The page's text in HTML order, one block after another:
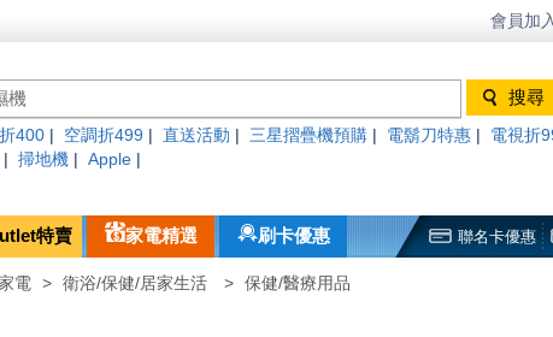
會員加
400 空調折499 直送活動 三星摺疊機預購 電鬍刀特惠
電視折
掃地機 Apple
特賣 家電精選 刷卡優惠 聯名卡優惠
電 > 衛浴/保健/居家生活 > 保健/醫療用品